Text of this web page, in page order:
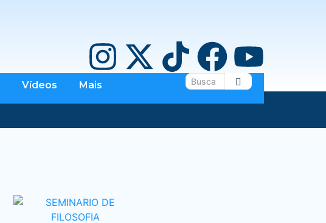
Vídeos Mais